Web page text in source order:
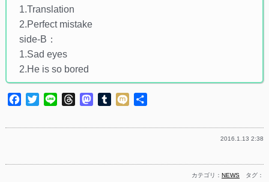
1.Translation
2.Perfect mistake
side-B：
1.Sad eyes
2.He is so bored
Facebook
TwitterLine ThreadsMastodon
Tumblr
Mixi
2016.1.13 2:38
カテゴリ：NEWS タグ：